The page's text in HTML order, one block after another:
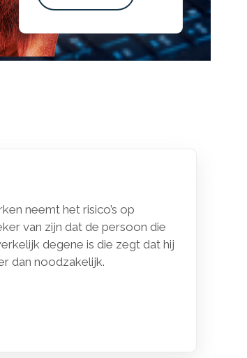
neemt het risico’s op
van zijn dat de persoon die
degene is die zegt dat hij
dan noodzakelijk.